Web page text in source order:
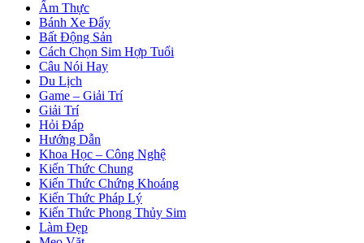
Ẩm Thực
Bánh Xe Đẩy
Bất Động Sản
Cách Chọn Sim Hợp Tuổi
Câu Nói Hay
Du Lịch
Game – Giải Trí
Giải Trí
Hỏi Đáp
Hướng Dẫn
Khoa Học – Công Nghệ
Kiến Thức Chung
Kiến Thức Chứng Khoáng
Kiến Thức Pháp Lý
Kiến Thức Phong Thủy Sim
Làm Đẹp